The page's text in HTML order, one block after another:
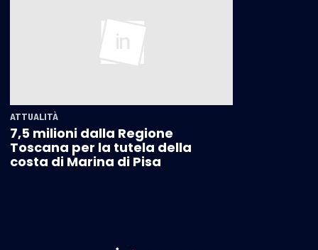
ATTUALITÀ
7,5 milioni dalla Regione
Toscana per la tutela della
costa di Marina di Pisa